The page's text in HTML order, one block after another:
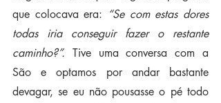
que colocava era: “Se com estas dores
todas iria conseguir fazer o restante
caminho?”. Tive uma conversa com a
São e optamos por andar bastante
devagar, se eu não pousasse o pé todo